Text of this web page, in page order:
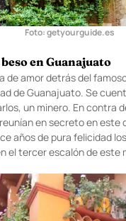
Foto:getyourguide.es
en Guanajuato
de amor detrás del
de Guanajuato. Se
un minero. En contra
en secreto en este
años de pura felicidad